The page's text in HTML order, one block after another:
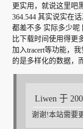
更实用，就说这里吧
364.544 其实说实在
都差不多 实际多少呢
比下载时间使用得更
加入tracert等功能，
的是多样化的数据，
Liwen 于
谢谢!本站需要